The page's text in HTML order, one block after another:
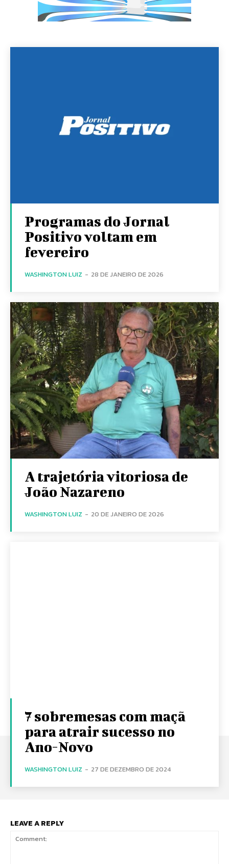
Programas do Jornal
Positivo voltam em
fevereiro
WASHINGTON LUIZ - 28 DE JANEIRO DE 2026
A trajetória vitoriosa de
João Nazareno
WASHINGTON LUIZ - 20 DE JANEIRO DE 2026
7 sobremesas com maçã
para atrair sucesso no
Ano-Novo
WASHINGTON LUIZ - 27 DE DEZEMBRO DE 2024
LEAVE A REPLY